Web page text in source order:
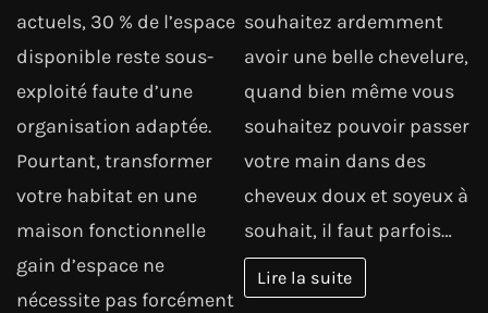
actuels, 30 % de l’espace
disponible reste sous-
exploité faute d’une
organisation adaptée.
Pourtant, transformer
votre habitat en une
maison fonctionnelle
gain d’espace ne
nécessite pas forcément
souhaitez ardemment
avoir une belle chevelure,
quand bien même vous
souhaitez pouvoir passer
votre main dans des
cheveux doux et soyeux à
souhait, il faut parfois…
Lire la suite